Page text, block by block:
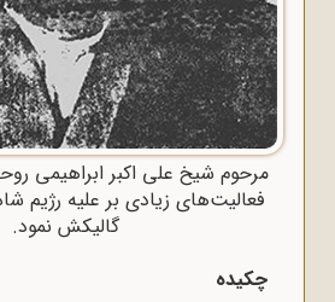
مرحوم شیخ علی اکبر ابراهیمی
فعالیت‌های زیادی بر علیه رژیم
گالیکش نمود.
چکیده